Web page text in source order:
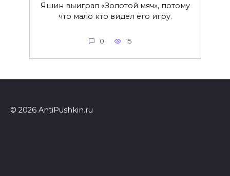
Яшин выиграл «Золотой мяч», потому
что мало кто видел его игру.
0 15
© 2026 AntiPushkin.ru